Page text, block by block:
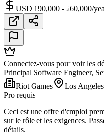
USD 190,000 - 260,000/
Connectez-vous pour voir les
Principal Software Engineer,
Riot Games
Los
Pro requis
Ceci est une offre d'emploi
sur le rôle et les exigences.
détails.